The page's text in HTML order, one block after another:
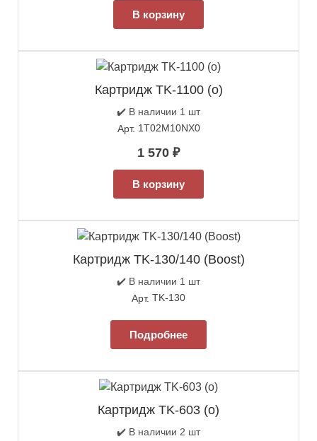
В корзину
Картридж TK-1100 (о)
✔️ В наличии 1 шт
Арт. 1T02M10NX0
1 570 ₽
В корзину
Картридж TK-130/140 (Boost)
✔️ В наличии 1 шт
Арт. TK-130
Подробнее
Картридж TK-603 (о)
✔️ В наличии 2 шт